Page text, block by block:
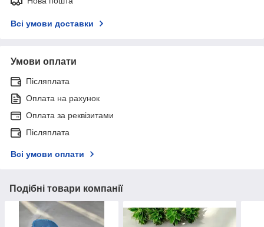
Всі умови доставки
Умови оплати
Післяплата
Оплата на рахунок
Оплата за реквізитами
Післяплата
Всі умови оплати
Подібні товари компанії